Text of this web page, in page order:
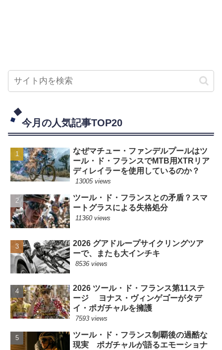
今月の人気記事TOP20
なぜマチュー・ファンデルプールはツ
ール・ド・フランスでMTB用XTRリア
ディレイラーを使用しているのか？
13005 views
ツール・ド・フランスとの矛盾？スマ
ートグラスによる失格処分
11360 views
2026 グアドループサイクリングツア
ーで、またも大インチキ
8536 views
2026 ツール・ド・フランス第11ステ
ージ ヨナス・ヴィンゲゴーがタデ
イ・ポガチャルを擁護
7593 views
ツール・ド・フランス制覇後の過酷な
現実 ポガチャルが語るエモーショナ